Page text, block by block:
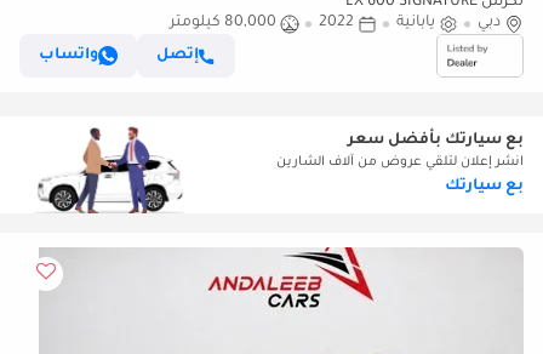
دبي
يابانية 2022
80,000 كيلومتر
إتصل
واتساب
بع سيارتك بأفضل سعر
انشر إعلان لتلقي عروض من آلاف الشارين
بع سيارتك